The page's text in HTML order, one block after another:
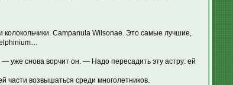
Campanula Wilsonae. Это самые лучшие,
уже снова ворчит он. — Надо пересадить эту астру: ей
части возвышаться среди многолетников.